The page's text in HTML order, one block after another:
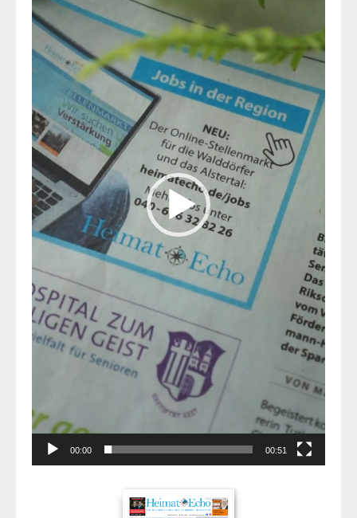
00:00 00:51